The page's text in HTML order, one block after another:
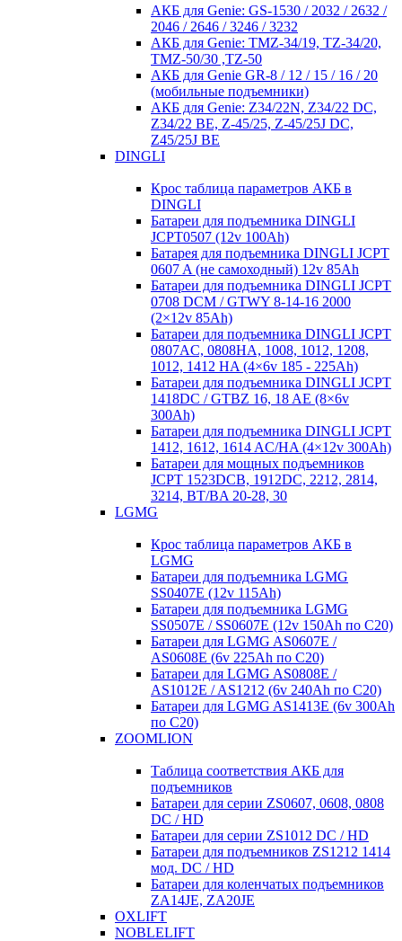
АКБ для Genie: GS-1530 / 2032 / 2632 /
2046 / 2646 / 3246 / 3232
АКБ для Genie: TMZ-34/19, TZ-34/20,
TMZ-50/30 ,TZ-50
АКБ для Genie GR-8 / 12 / 15 / 16 / 20
(мобильные подъемники)
АКБ для Genie: Z34/22N, Z34/22 DC,
Z34/22 BE, Z-45/25, Z-45/25J DC,
Z45/25J BE
DINGLI
Крос таблица параметров АКБ в
DINGLI
Батареи для подъемника DINGLI
JCPT0507 (12v 100Ah)
Батарея для подъемника DINGLI JCPT
0607 A (не самоходный) 12v 85Ah
Батареи для подъемника DINGLI JCPT
0708 DCM / GTWY 8-14-16 2000
(2×12v 85Ah)
Батареи для подъемника DINGLI JCPT
0807AC, 0808HA, 1008, 1012, 1208,
1012, 1412 HA (4×6v 185 - 225Ah)
Батареи для подъемника DINGLI JCPT
1418DC / GTBZ 16, 18 AE (8×6v
300Ah)
Батареи для подъемника DINGLI JCPT
1412, 1612, 1614 AC/HA (4×12v 300Ah)
Батареи для мощных подъемников
JCPT 1523DCB, 1912DC, 2212, 2814,
3214, BT/BA 20-28, 30
LGMG
Крос таблица параметров АКБ в
LGMG
Батареи для подъемника LGMG
SS0407E (12v 115Ah)
Батареи для подъемника LGMG
SS0507E / SS0607E (12v 150Ah по С20)
Батареи для LGMG AS0607E /
AS0608E (6v 225Ah по С20)
Батареи для LGMG AS0808E /
AS1012E / AS1212 (6v 240Ah по С20)
Батареи для LGMG AS1413E (6v 300Ah
по С20)
ZOOMLION
Таблица соответствия АКБ для
подъемников
Батареи для серии ZS0607, 0608, 0808
DC / HD
Батареи для серии ZS1012 DC / HD
Батареи для подъемников ZS1212 1414
мод. DC / HD
Батареи для коленчатых подъемников
ZA14JE, ZA20JE
OXLIFT
NOBLELIFT